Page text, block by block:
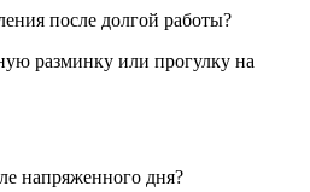
после долгой работы?
разминку или прогулку на
напряженного дня?